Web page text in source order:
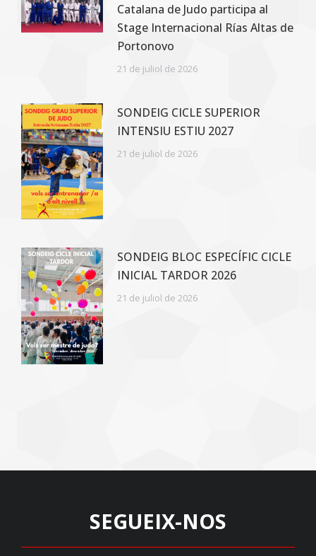
Catalana de Judo participa al
Stage Internacional Rías Altas de
Portonovo
21 de juliol de 2026
SONDEIG CICLE SUPERIOR
INTENSIU ESTIU 2027
21 de juliol de 2026
SONDEIG BLOC ESPECÍFIC CICLE
INICIAL TARDOR 2026
21 de juliol de 2026
SEGUEIX-NOS